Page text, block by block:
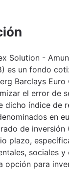
Solution -
es un fondo
Barclays
el error de
dicho índice de
en
de inversión
plazo,
sociales y
opción para